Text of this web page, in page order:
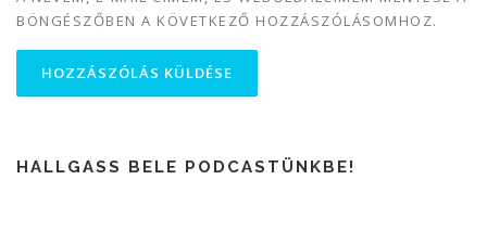
BÖNGÉSZŐBEN A KÖVETKEZŐ HOZZÁSZÓLÁSOMHOZ.
HALLGASS BELE PODCASTÜNKBE!